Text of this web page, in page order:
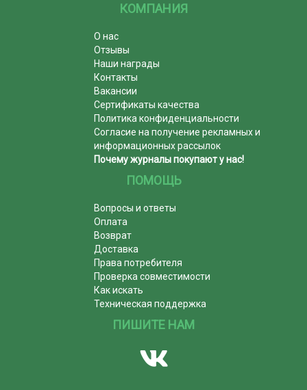
КОМПАНИЯ
О нас
Отзывы
Наши награды
Контакты
Вакансии
Сертификаты качества
Политика конфиденциальности
Согласие на получение рекламных и
информационных рассылок
Почему журналы покупают у нас!
ПОМОЩЬ
Вопросы и ответы
Оплата
Возврат
Доставка
Права потребителя
Проверка совместимости
Как искать
Техническая поддержка
ПИШИТЕ НАМ